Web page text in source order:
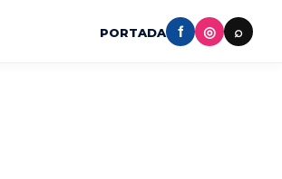
PORTADA f ◎ ⌕